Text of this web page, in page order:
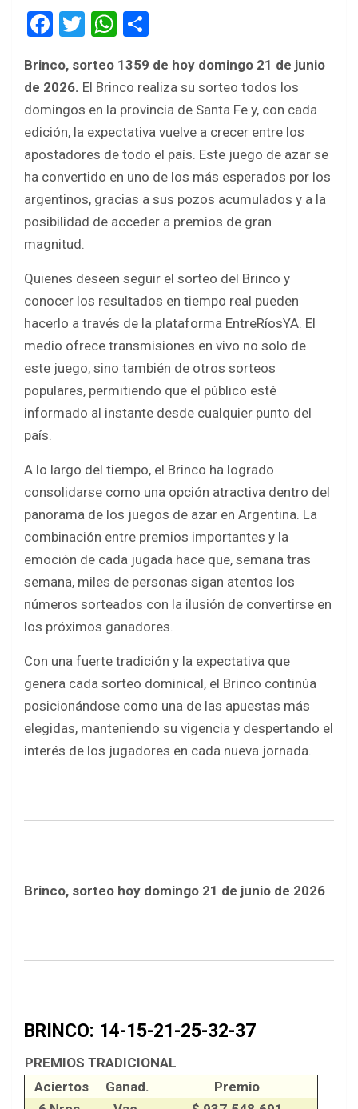
F
ce
b
o
o
k
T
tt
er
W
at
s
A
p
p
ar
e
Brinco, sorteo 1359 de hoy domingo 21 de junio
de 2026. El Brinco realiza su sorteo todos los
domingos en la provincia de Santa Fe y, con cada
edición, la expectativa vuelve a crecer entre los
apostadores de todo el país. Este juego de azar se
ha convertido en uno de los más esperados por los
argentinos, gracias a sus pozos acumulados y a la
posibilidad de acceder a premios de gran
magnitud.
Quienes deseen seguir el sorteo del Brinco y
conocer los resultados en tiempo real pueden
hacerlo a través de la plataforma EntreRíosYA. El
medio ofrece transmisiones en vivo no solo de
este juego, sino también de otros sorteos
populares, permitiendo que el público esté
informado al instante desde cualquier punto del
país.
A lo largo del tiempo, el Brinco ha logrado
consolidarse como una opción atractiva dentro del
panorama de los juegos de azar en Argentina. La
combinación entre premios importantes y la
emoción de cada jugada hace que, semana tras
semana, miles de personas sigan atentos los
números sorteados con la ilusión de convertirse en
los próximos ganadores.
Con una fuerte tradición y la expectativa que
genera cada sorteo dominical, el Brinco continúa
posicionándose como una de las apuestas más
elegidas, manteniendo su vigencia y despertando el
interés de los jugadores en cada nueva jornada.
Brinco, sorteo hoy domingo 21 de junio de 2026
BRINCO: 14-15-21-25-32-37
PREMIOS TRADICIONAL
Aciertos
Ganad.
Premio